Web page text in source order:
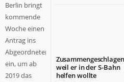
Berlin bringt
kommende
Woche einen
Antrag ins
Abgeordnetenhaus
ein, um ab
2019 das
weil er in der S-Bahn
helfen wollte